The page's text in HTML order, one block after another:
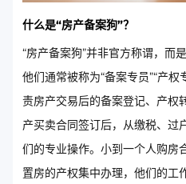
什么是“房产备案狗”？
“房产备案狗”并非官方称谓，而
他们通常被称为“备案专员”“产权
责房产交易后的备案登记、产权
产买卖合同签订后，从缴税、过
们的专业操作。小到一个人购房
置房的产权集中办理，他们的工